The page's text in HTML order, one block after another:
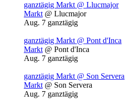
ganztägig Markt @ Llucmajor
Markt @ Llucmajor
Aug. 7 ganztägig
ganztägig Markt @ Pont d'Inca
Markt @ Pont d'Inca
Aug. 7 ganztägig
ganztägig Markt @ Son Servera
Markt @ Son Servera
Aug. 7 ganztägig